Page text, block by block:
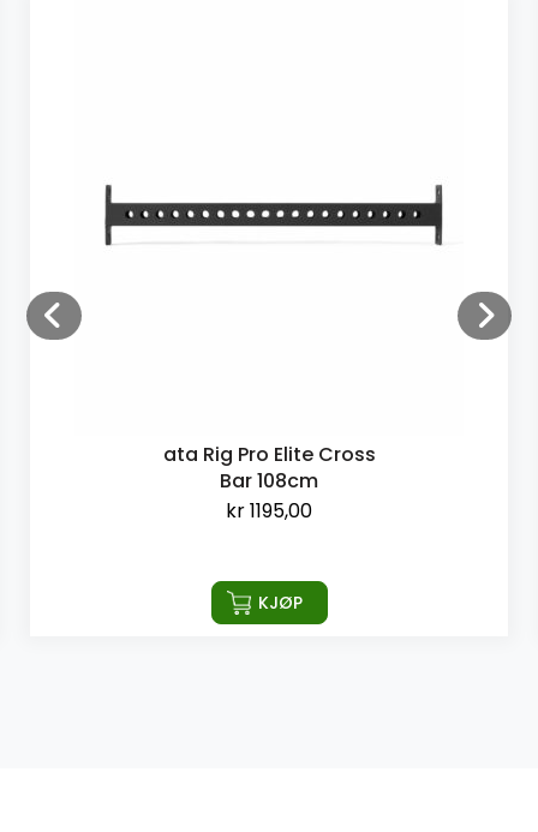
ata Rig Pro Elite Cross
Bar 108cm
kr1195,00
KJØP